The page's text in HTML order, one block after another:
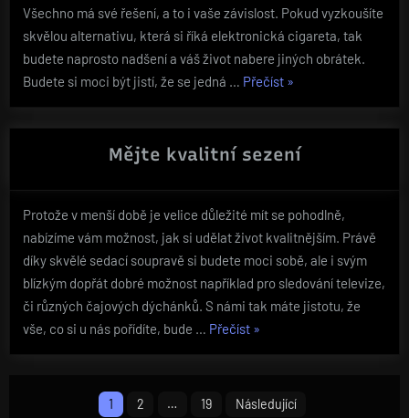
Všechno má své řešení, a to i vaše závislost. Pokud vyzkoušíte
skvělou alternativu, která si říká elektronická cigareta, tak
budete naprosto nadšení a váš život nabere jiných obrátek.
Budete si moci být jistí, že se jedná … Přečíst„Kouření
zdravější“
»
Mějte kvalitní sezení
Protože v menší době je velice důležité mít se pohodlně,
nabízíme vám možnost, jak si udělat život kvalitnějším. Právě
díky skvělé sedací soupravě si budete moci sobě, ale i svým
blízkým dopřát dobré možnost například pro sledování televize,
či různých čajových dýchánků. S námi tak máte jistotu, že
vše, co si u nás pořídíte, bude … Přečíst„Mějte
»
Stránkování
1 2 … 19 Následující